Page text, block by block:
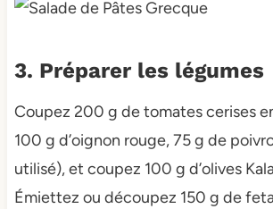
3. Préparer les légumes
Coupez 200 g de tomates cerises
100 g d’oignon rouge, 75 g de
utilisé), et coupez 100 g d’olives
Émiettez ou découpez 150 g de